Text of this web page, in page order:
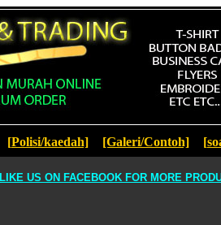
[Polisi/kaedah] [Galeri/Contoh] [
LIKE US ON FACEBOOK FOR MORE